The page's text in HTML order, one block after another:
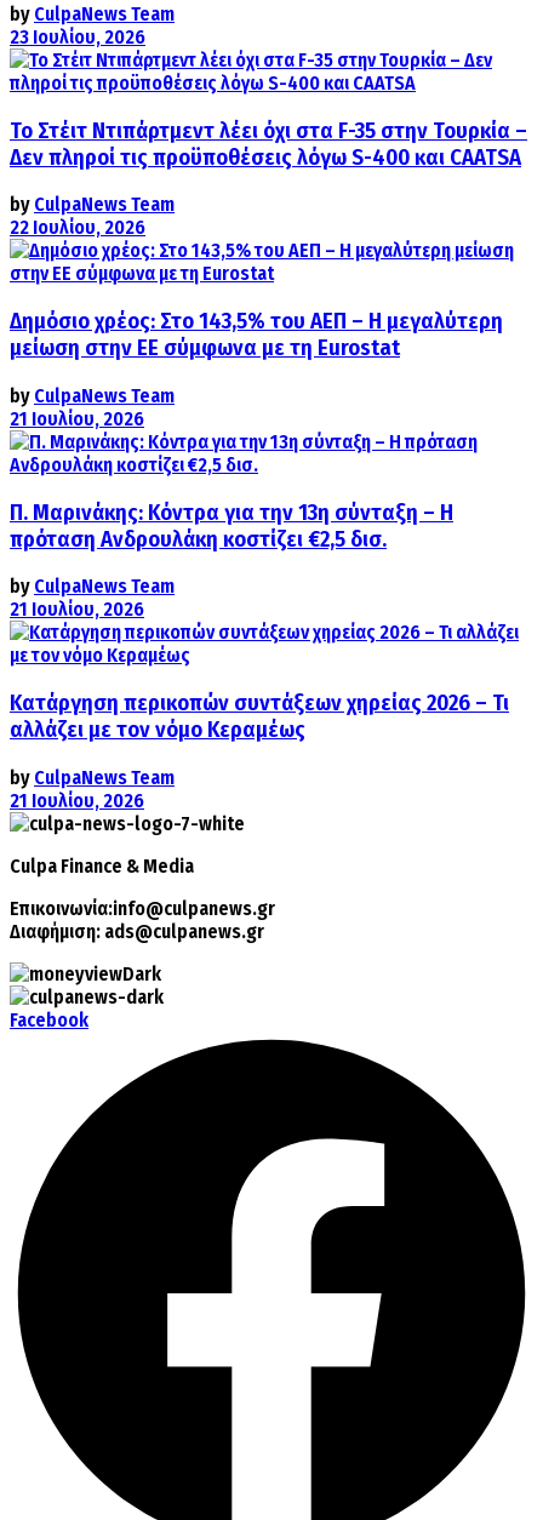
by CulpaNews Team
23 Ιουλίου, 2026
Το Στέιτ Ντιπάρτμεντ λέει όχι στα F-35 στην Τουρκία –
Δεν πληροί τις προϋποθέσεις λόγω S-400 και CAATSA
by CulpaNews Team
22 Ιουλίου, 2026
Δημόσιο χρέος: Στο 143,5% του ΑΕΠ – Η μεγαλύτερη
μείωση στην ΕΕ σύμφωνα με τη Eurostat
by CulpaNews Team
21 Ιουλίου, 2026
Π. Μαρινάκης: Κόντρα για την 13η σύνταξη – Η
πρόταση Ανδρουλάκη κοστίζει €2,5 δισ.
by CulpaNews Team
21 Ιουλίου, 2026
Κατάργηση περικοπών συντάξεων χηρείας 2026 – Τι
αλλάζει με τον νόμο Κεραμέως
by CulpaNews Team
21 Ιουλίου, 2026
Culpa Finance & Media
Επικοινωνία:info@culpanews.gr
Διαφήμιση: ads@culpanews.gr
Facebook